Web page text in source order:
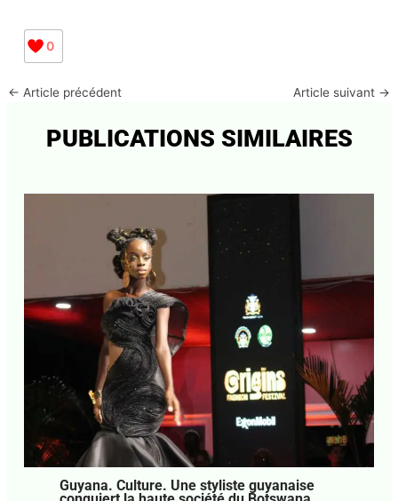
0
← Article précédent Article suivant →
PUBLICATIONS SIMILAIRES
Guyana. Culture. Une styliste guyanaise